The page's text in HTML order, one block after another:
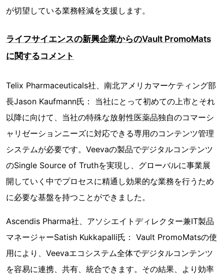
が切望している業務軽減を支援します。
ライフサイエンスの新興企業からのVault PromoMats
に関するコメント
Telix Pharmaceuticals社、南北アメリカマーケティング部
長Jason Kaufmann氏： 当社にとって初めての上市とそれ
以降に向けて、当社の特殊な放射性医薬品独自のコマーシ
ャリゼーションニーズに対応できる専用のコンテンツ管理
システムが必要です。Veevaの製品でデジタルコンテンツ
のSingle Source of Truthを実現し、グローバルに事業展
開していく中でプロセスに精通し効果的な業務を行うため
に必要な基盤を持つことができました。
Ascendis Pharma社、アソシエイトディレクター兼IT製品
マネージャーSatish Kukkapalli氏： Vault PromoMatsの使
用により、Veevaエコシステム全体でデジタルコンテンツ
を容易に連携、共有、統合できます。その結果、より効率